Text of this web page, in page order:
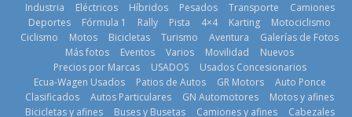
BMW, Toyota,
Bosch y
La Vuelta al
Ecuador 2026,
edición 47ª,
recorre 7
¿Qué puede
pasar con tu
vehículo si
Industria Eléctricos Híbridos Pesados Transporte
Camiones
Deportes
Fórmula 1 Rally Pista 4×4 Karting
Motociclismo
Ciclismo
Motos Bicicletas Turismo Aventura
Galerías de Fotos
Más fotos
Eventos Varios Movilidad
Nuevos
Precios por Marcas
USADOS
Usados Concesionarios
Ecua-Wagen Usados
Patios de Autos GR Motors
Auto Ponce
Clasificados
Autos Particulares GN Automotores
Motos y afines
Bicicletas y afines
Buses y Busetas Camiones y afines
Cabezales